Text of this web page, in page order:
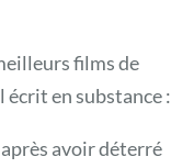
films de
écrit en substance :
avoir déterré